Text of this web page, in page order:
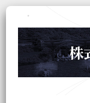
株